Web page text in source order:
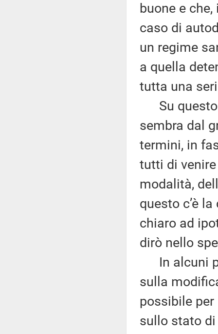
buone e
caso di
un regime
a quella
tutta una
Su questo
sembra dal
termini, in
tutti di
modalità,
questo c’è
chiaro ad
dirò nello
In alcuni
sulla
possibile
sullo stato di